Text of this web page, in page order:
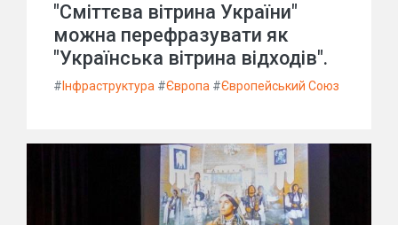
"Сміттєва вітрина України"
можна перефразувати як
"Українська вітрина відходів".
# Інфраструктура #Європа #Європейський Союз